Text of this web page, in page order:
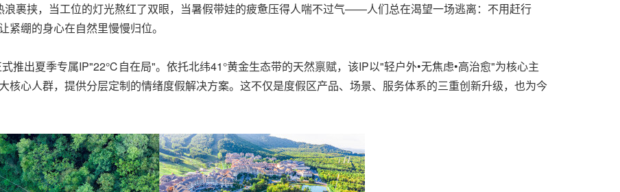
裹挟，当工位的灯光熬红了双眼，当暑假带娃的疲惫压得人喘不过气——人们总在渴望一场逃离：不用赶行
绷的身心在自然里慢慢归位。
推出夏季专属IP"22℃自在局"。依托北纬41°黄金生态带的天然禀赋，该IP以"轻户外•无焦虑•高治愈"为核心主
核心人群，提供分层定制的情绪度假解决方案。这不仅是度假区产品、场景、服务体系的三重创新升级，也为今